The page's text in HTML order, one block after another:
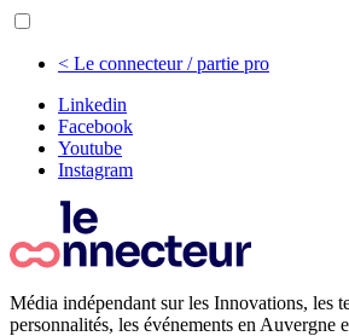
< Le connecteur / partie pro
Linkedin
Facebook
Youtube
Instagram
Média indépendant sur les Innovations, les
personnalités, les événements en Auvergne